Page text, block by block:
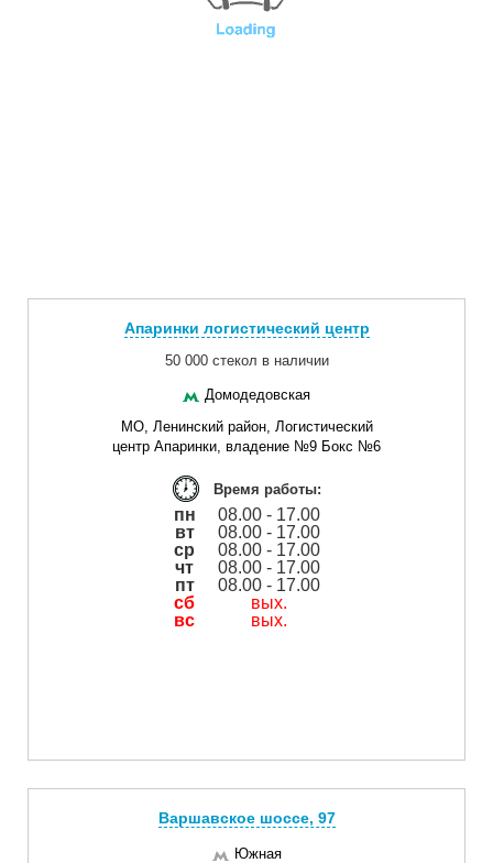
Апаринки логистический центр
50 000 стекол в наличии
Домодедовская
МО, Ленинский район, Логистический
центр Апаринки, владение №9 Бокс №6
Время работы:
пн
08.00 - 17.00
вт
08.00 - 17.00
ср
08.00 - 17.00
чт
08.00 - 17.00
пт
08.00 - 17.00
сб
вых.
вс
вых.
Варшавское шоссе, 97
Южная